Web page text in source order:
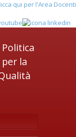
qui per l'Area Docenti